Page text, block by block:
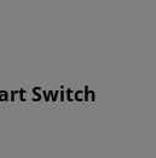
Switch